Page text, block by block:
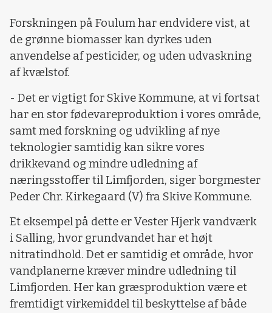
Forskningen på Foulum har endvidere vist, at
de grønne biomasser kan dyrkes uden
anvendelse af pesticider, og uden udvaskning
af kvælstof.
- Det er vigtigt for Skive Kommune, at vi fortsat
har en stor fødevareproduktion i vores område,
samt med forskning og udvikling af nye
teknologier samtidig kan sikre vores
drikkevand og mindre udledning af
næringsstoffer til Limfjorden, siger borgmester
Peder Chr. Kirkegaard (V) fra Skive Kommune.
Et eksempel på dette er Vester Hjerk vandværk
i Salling, hvor grundvandet har et højt
nitratindhold. Det er samtidig et område, hvor
vandplanerne kræver mindre udledning til
Limfjorden. Her kan græsproduktion være et
fremtidigt virkemiddel til beskyttelse af både